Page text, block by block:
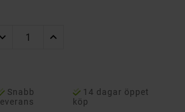
Snabb
leverans
14 dagar öppet
köp